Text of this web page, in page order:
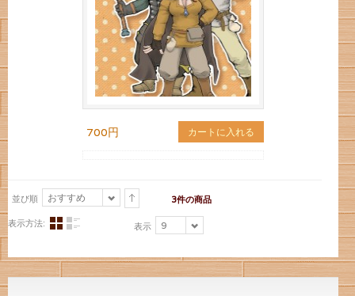
700円 カートに入れる
並び順 おすすめ 3件の商品
表示方法: 表示 9